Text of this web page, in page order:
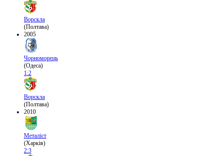
Ворскла
(Полтава)
2005
Чорноморець
(Одеса)
1:2
Ворскла
(Полтава)
2010
Металіст
(Харків)
2:3